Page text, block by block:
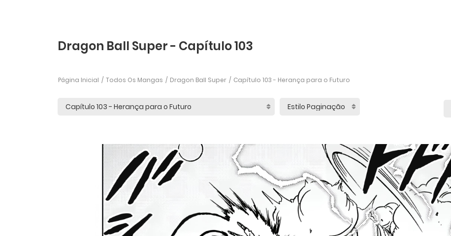
Dragon Ball Super - Capítulo 103
Página Inicial Todos Os Mangas Dragon Ball Super Capítulo 103 - Herança para o Futuro